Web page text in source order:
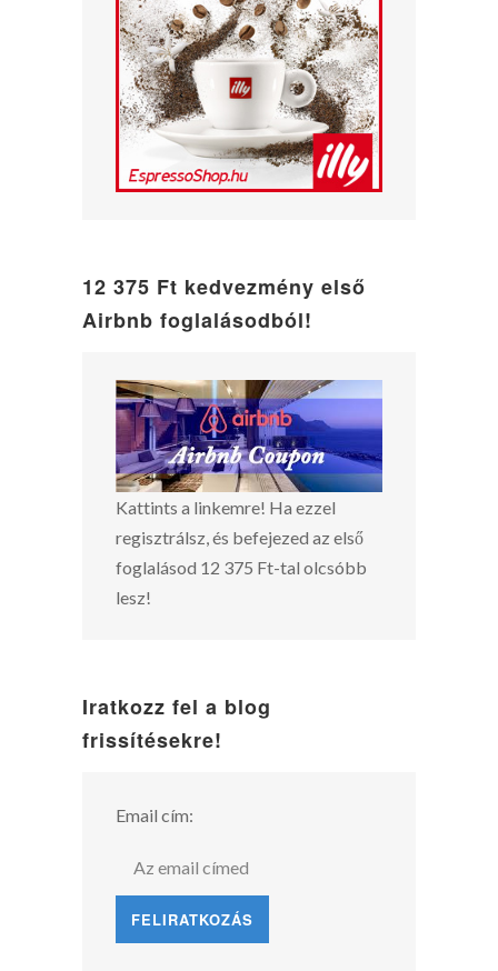
12 375 Ft kedvezmény első
Airbnb foglalásodból!
Kattints a linkemre! Ha ezzel
regisztrálsz, és befejezed az első
foglalásod 12 375 Ft-tal olcsóbb
lesz!
Iratkozz fel a blog
frissítésekre!
Email cím: